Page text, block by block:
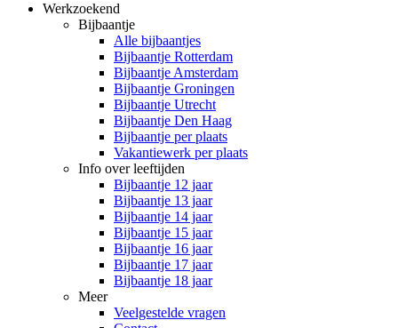
Werkzoekend
Bijbaantje
Alle bijbaantjes
Bijbaantje Rotterdam
Bijbaantje Amsterdam
Bijbaantje Groningen
Bijbaantje Utrecht
Bijbaantje Den Haag
Bijbaantje per plaats
Vakantiewerk per plaats
Info over leeftijden
Bijbaantje 12 jaar
Bijbaantje 13 jaar
Bijbaantje 14 jaar
Bijbaantje 15 jaar
Bijbaantje 16 jaar
Bijbaantje 17 jaar
Bijbaantje 18 jaar
Meer
Veelgestelde vragen